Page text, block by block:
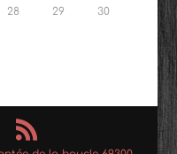
28 29
30